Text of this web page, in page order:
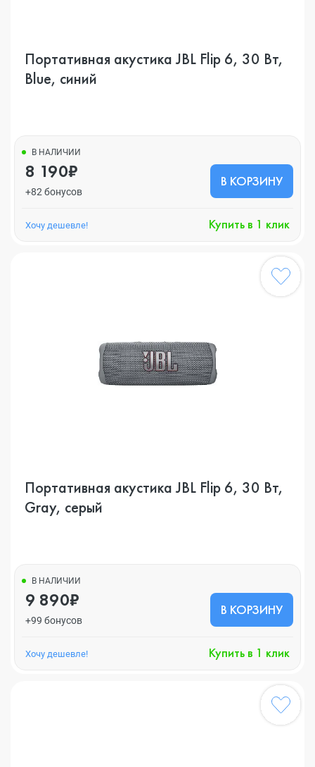
Портативная акустика JBL Flip 6, 30 Вт,
Blue, синий
В НАЛИЧИИ
8 190₽
+82 бонусов
В КОРЗИНУ
Хочу дешевле! Купить в 1 клик
Портативная акустика JBL Flip 6, 30 Вт,
Gray, серый
В НАЛИЧИИ
9 890₽
+99 бонусов
В КОРЗИНУ
Хочу дешевле! Купить в 1 клик